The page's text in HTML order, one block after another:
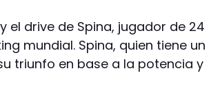
el drive de Spina, jugador de 24
mundial. Spina, quien tiene un
triunfo en base a la potencia y